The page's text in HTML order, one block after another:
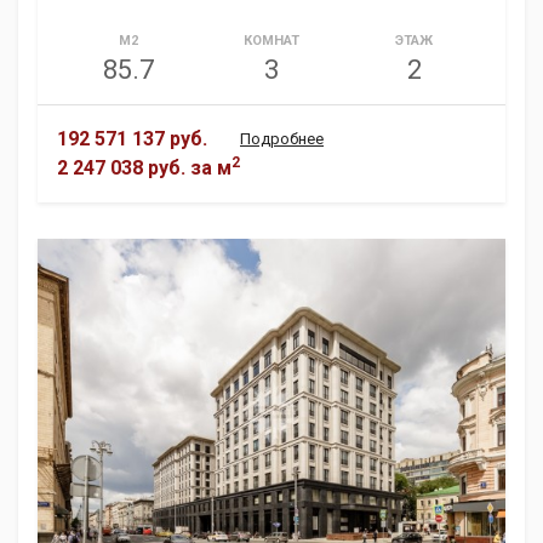
М2
85.7
КОМНАТ
3
ЭТАЖ
2
192 571 137 руб.
2 247 038 руб. за м2
Подробнее